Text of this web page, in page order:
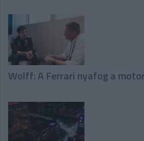
Wolff: A Ferrari nyafog a